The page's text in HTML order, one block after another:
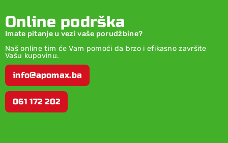
Online podrška
Imate pitanje u vezi vaše porudžbine?
Naš online tim će Vam pomoći da brzo i efikasno završite
Vašu kupovinu.
info@apomax.ba
061 172 202